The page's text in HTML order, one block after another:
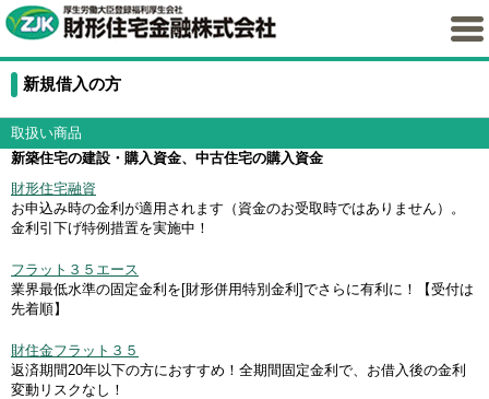
新規借入の方
取扱い商品
新築住宅の建設・購入資金、中古住宅の購入資金
財形住宅融資
お申込み時の金利が適用されます（資金のお受取時ではありません）。
金利引下げ特例措置を実施中！
フラット３５エース
業界最低水準の固定金利を[財形併用特別金利]でさらに有利に！【受付は
先着順】
財住金フラット３５
返済期間20年以下の方におすすめ！全期間固定金利で、お借入後の金利
変動リスクなし！